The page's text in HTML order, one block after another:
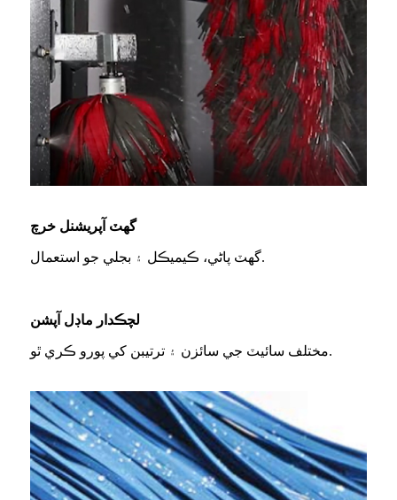
گھٽ آپريشنل خرچ
گھٽ پاڻي، ڪيميڪل ۽ بجلي جو استعمال.
لچڪدار ماڊل آپشن
مختلف سائيٽ جي سائزن ۽ ترتيبن کي پورو ڪري ٿو.